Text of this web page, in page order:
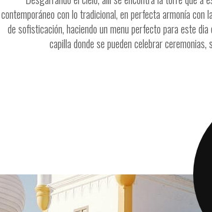
contemporáneo con lo tradicional, en perfecta armonía
de sofisticación, haciendo un menu perfecto para este
capilla donde se pueden celebrar